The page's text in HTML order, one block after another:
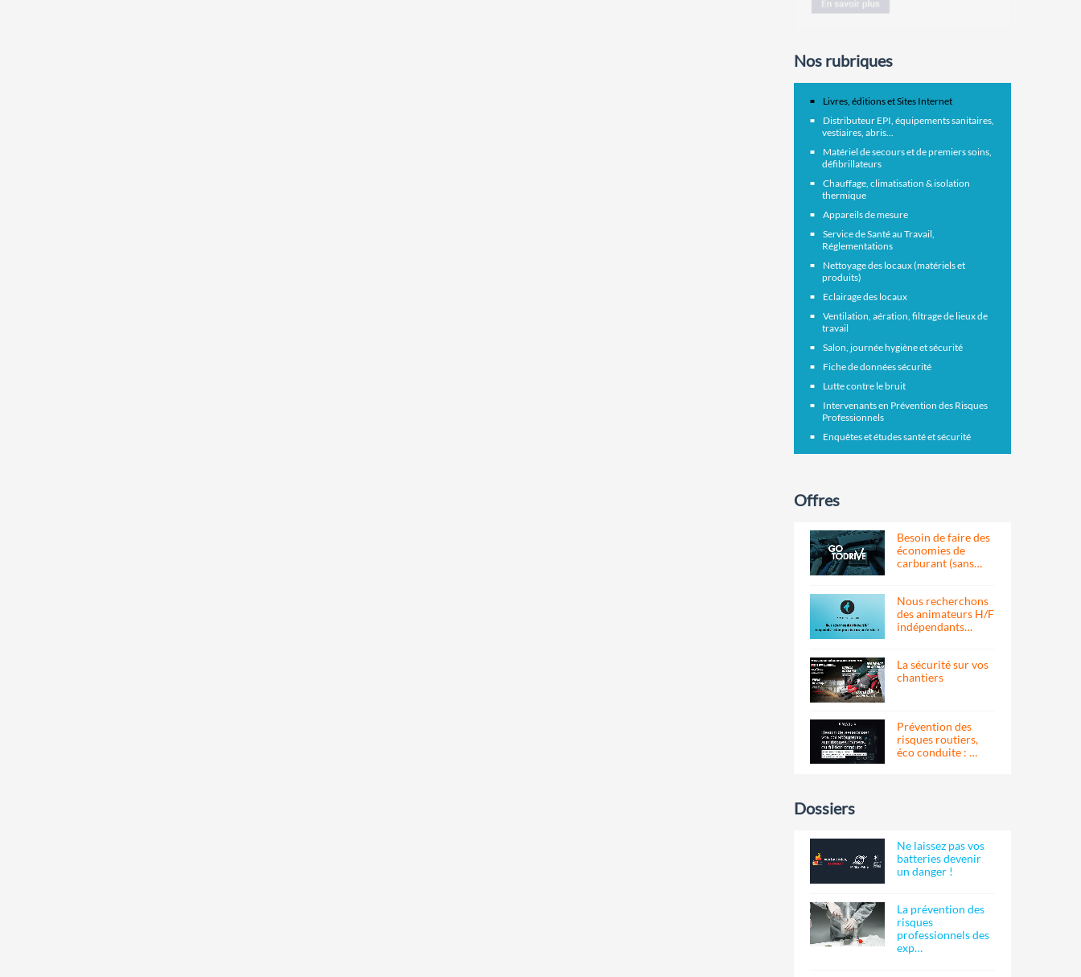
Nos rubriques
Livres, éditions et Sites Internet
Distributeur EPI, équipements sanitaires,
vestiaires, abris...
Matériel de secours et de premiers soins,
défibrillateurs
Chauffage, climatisation & isolation
thermique
Appareils de mesure
Service de Santé au Travail,
Réglementations
Nettoyage des locaux (matériels et
produits)
Eclairage des locaux
Ventilation, aération, filtrage de lieux de
travail
Salon, journée hygiène et sécurité
Fiche de données sécurité
Lutte contre le bruit
Intervenants en Prévention des Risques
Professionnels
Enquêtes et études santé et sécurité
Offres
Besoin de faire des
économies de
carburant (sans…
Nous recherchons
des animateurs H/F
indépendants…
La sécurité sur vos
chantiers
Prévention des
risques routiers,
éco conduite : …
Dossiers
Ne laissez pas vos
batteries devenir
un danger !
La prévention des
risques
professionnels des
exp…